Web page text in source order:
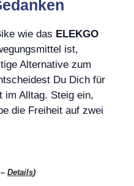
wie das ELEKGO
ist,
Alternative zum
Du Dich für
im Alltag. Steig ein,
die Freiheit auf zwei
Details)